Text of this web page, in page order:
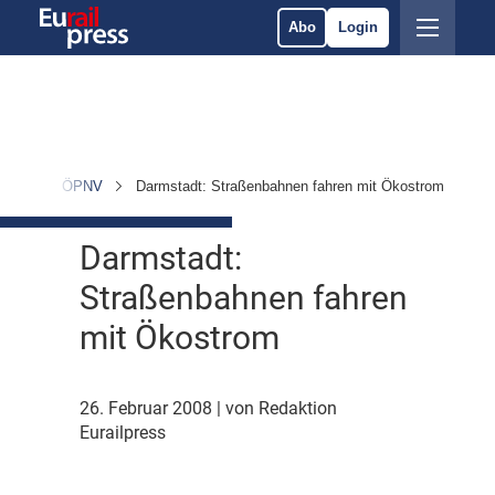
Abo Login
ÖPNV Darmstadt: Straßenbahnen fahren mit Ökostrom
Darmstadt:
Straßenbahnen fahren
mit Ökostrom
26. Februar 2008
| von Redaktion
Eurailpress